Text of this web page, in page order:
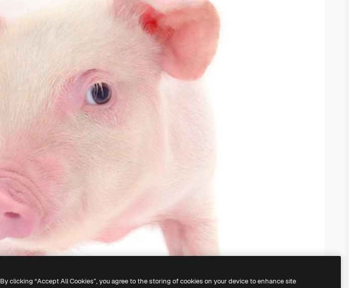
By clicking “Accept All Cookies”, you agree to the storing of cookies on your device to enhance site